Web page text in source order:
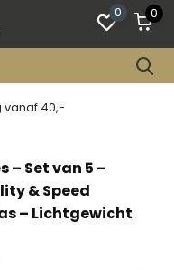
0 0
vanaf 40,-
– Set van 5 –
& Speed
– Lichtgewicht